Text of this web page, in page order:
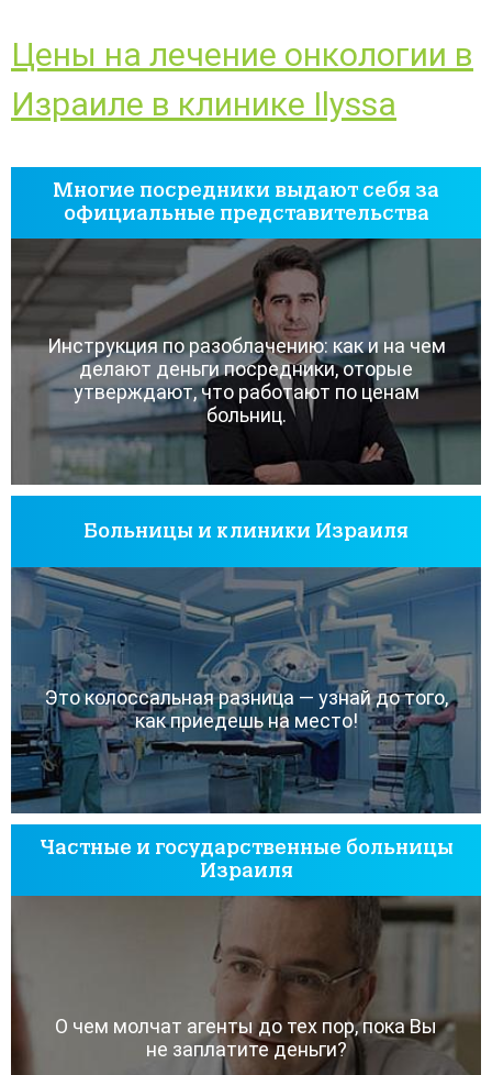
Цены на лечение онкологии в
Израиле в клинике Ilyssa
Многие посредники выдают себя за
официальные представительства
Инструкция по разоблачению: как и на чем
делают деньги посредники, оторые
утверждают, что работают по ценам
больниц.
Больницы и клиники Израиля
Это колоссальная разница — узнай до того,
как приедешь на место!
Частные и государственные больницы
Израиля
О чем молчат агенты до тех пор, пока Вы
не заплатите деньги?